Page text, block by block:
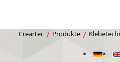
Creartec Produkte